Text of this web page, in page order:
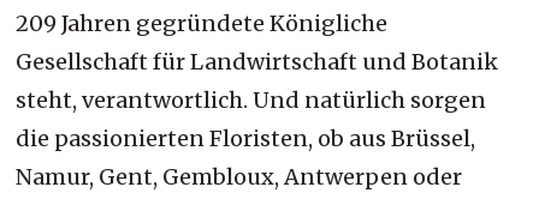
209 Jahren gegründete Königliche
Gesellschaft für Landwirtschaft und Botanik
steht, verantwortlich. Und natürlich sorgen
die passionierten Floristen, ob aus Brüssel,
Namur, Gent, Gembloux, Antwerpen oder